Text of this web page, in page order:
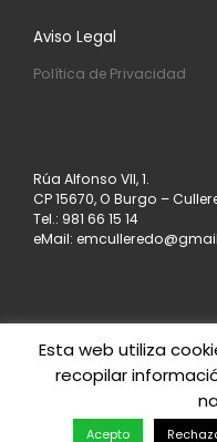
Aviso Legal
Política de Privacidad
Rúa Alfonso VII, 1.
CP 15670, O Burgo –
Tel.: 981 66 15 14
eMail:
© 2026Asociación
Todos los derechos
Creado con – Diseñado
Esta web utiliza
recopilar
Acepto